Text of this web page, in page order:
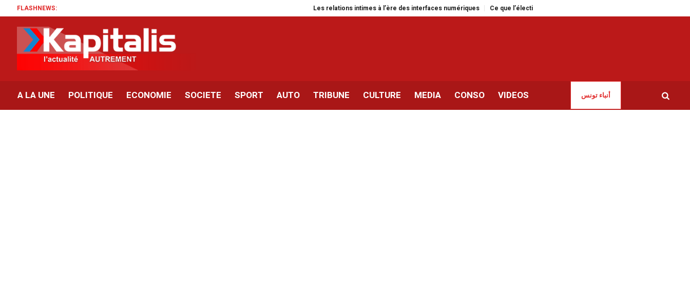
FLASHNEWS: Les relations intimes à l’ère des interfaces numériques Ce que l’élection d’un musulman maire de New York dit de nous autres
A LA UNE POLITIQUE ECONOMIE SOCIETE SPORT AUTO TRIBUNE CULTURE MEDIA CONSO VIDEOS أنباء تونس